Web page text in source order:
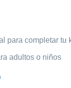
para completar tu
adultos o niños